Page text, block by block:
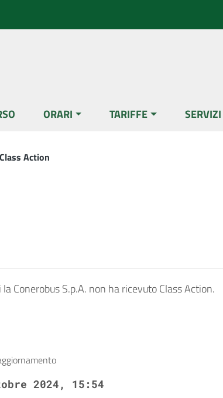
ORARI TARIFFE SERVIZI
Class Action
la Conerobus S.p.A. non ha ricevuto Class Action.
2024, 15:54